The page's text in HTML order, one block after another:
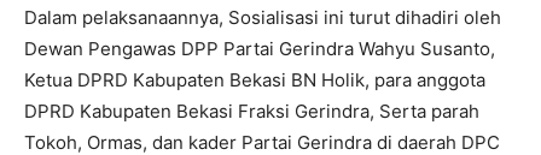
Dalam pelaksanaannya, Sosialisasi ini turut dihadiri oleh
Dewan Pengawas DPP Partai Gerindra Wahyu Susanto,
Ketua DPRD Kabupaten Bekasi BN Holik, para anggota
DPRD Kabupaten Bekasi Fraksi Gerindra, Serta parah
Tokoh, Ormas, dan kader Partai Gerindra di daerah DPC